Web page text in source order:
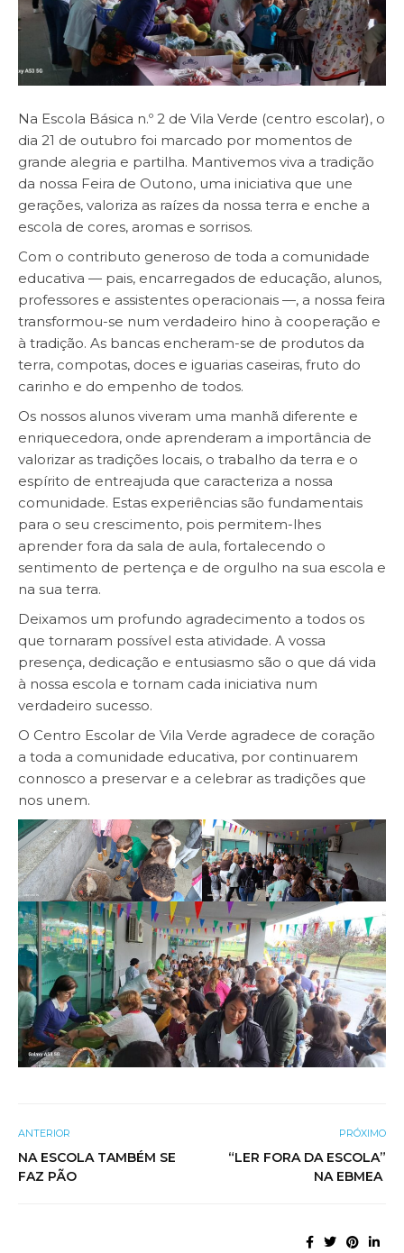
Na Escola Básica n.º 2 de Vila Verde (centro escolar), o
dia 21 de outubro foi marcado por momentos de
grande alegria e partilha. Mantivemos viva a tradição
da nossa Feira de Outono, uma iniciativa que une
gerações, valoriza as raízes da nossa terra e enche a
escola de cores, aromas e sorrisos.
Com o contributo generoso de toda a comunidade
educativa — pais, encarregados de educação, alunos,
professores e assistentes operacionais —, a nossa feira
transformou-se num verdadeiro hino à cooperação e
à tradição. As bancas encheram-se de produtos da
terra, compotas, doces e iguarias caseiras, fruto do
carinho e do empenho de todos.
Os nossos alunos viveram uma manhã diferente e
enriquecedora, onde aprenderam a importância de
valorizar as tradições locais, o trabalho da terra e o
espírito de entreajuda que caracteriza a nossa
comunidade. Estas experiências são fundamentais
para o seu crescimento, pois permitem-lhes
aprender fora da sala de aula, fortalecendo o
sentimento de pertença e de orgulho na sua escola e
na sua terra.
Deixamos um profundo agradecimento a todos os
que tornaram possível esta atividade. A vossa
presença, dedicação e entusiasmo são o que dá vida
à nossa escola e tornam cada iniciativa num
verdadeiro sucesso.
O Centro Escolar de Vila Verde agradece de coração
a toda a comunidade educativa, por continuarem
connosco a preservar e a celebrar as tradições que
nos unem.
ANTERIOR
NA ESCOLA TAMBÉM SE
FAZ PÃO
PRÓXIMO
“LER FORA DA ESCOLA”
NA EBMEA